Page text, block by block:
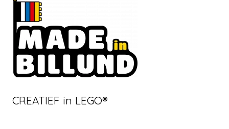
CREATIEF in LEGO®